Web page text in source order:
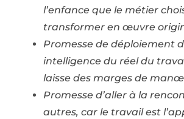
l’enfance que le métier
transformer en œuvre
Promesse de déploiement
intelligence du réel du
laisse des marges de
Promesse d’aller à la
autres, car le travail est